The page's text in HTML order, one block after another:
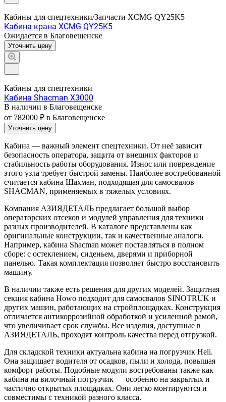
Кабины для спецтехники/Запчасти XCMG QY25K5
Кабина крана XCMG QY25K5
Ожидается в Благовещенске
Уточнить цену
Кабины для спецтехники
Кабина Shacman X3000
В наличии в Благовещенске
от 782000 ₽ в Благовещенске
Уточнить цену
Кабина — важный элемент спецтехники. От неё зависит
безопасность оператора, защита от внешних факторов и
стабильность работы оборудования. Износ или повреждение
этого узла требует быстрой замены. Наиболее востребованной
считается кабина Шахман, подходящая для самосвалов
SHACMAN, применяемых в тяжелых условиях.
Компания АЗИЯДЕТАЛЬ предлагает большой выбор
операторских отсеков и модулей управления для техники
разных производителей. В каталоге представлены как
оригинальные конструкции, так и качественные аналоги.
Например, кабина Shacman может поставляться в полном
сборе: с остеклением, сиденьем, дверями и приборной
панелью. Такая комплектация позволяет быстро восстановить
машину.
В наличии также есть решения для других моделей. Защитная
секция кабина Howo подходит для самосвалов SINOTRUK и
других машин, работающих на стройплощадках. Конструкция
отличается антикоррозийной обработкой и усиленной рамой,
что увеличивает срок службы. Все изделия, доступные в
АЗИЯДЕТАЛЬ, проходят контроль качества перед отгрузкой.
Для складской техники актуальна кабина на погрузчик Heli.
Она защищает водителя от осадков, пыли и холода, повышая
комфорт работы. Подобные модули востребованы также как
кабина на вилочный погрузчик — особенно на закрытых и
частично открытых площадках. Они легко монтируются и
совместимы с техникой разного класса.